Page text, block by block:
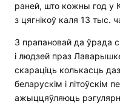
раней, што кожны год у
з цягнікоў каля 13 тыс.
З прапановай да ўрада
і людзей праз
скараціць колькасць
беларускім і літоўскім
ажыццяўляюць